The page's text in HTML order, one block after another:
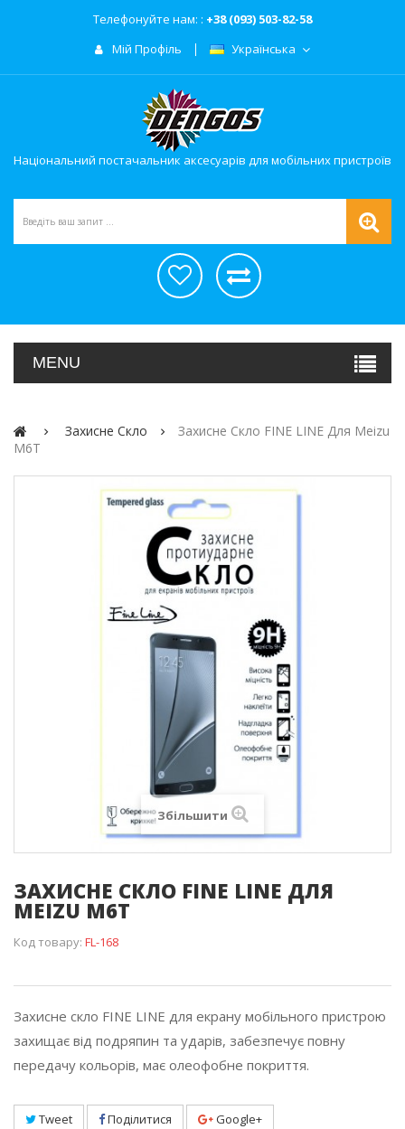
Телефонуйте нам: : +38 (093) 503-82-58
Мій Профіль
Українська
Національний постачальник аксесуарів для мобільних пристроїв
MENU
Захисне Скло
Захисне Скло FINE LINE Для Meizu
M6T
Збільшити
ЗАХИСНЕ СКЛО FINE LINE ДЛЯ
MEIZU M6T
Код товару: FL-168
Захисне скло FINE LINE для екрану мобільного пристрою
захищає від подряпин та ударів, забезпечує повну
передачу кольорів, має олеофобне покриття.
Tweet Поділитися Google+